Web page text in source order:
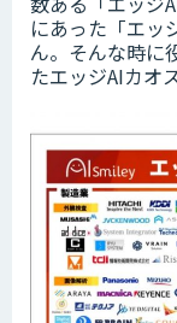
にあった「エッ
ん。そんな時に
たエッジAIカオ